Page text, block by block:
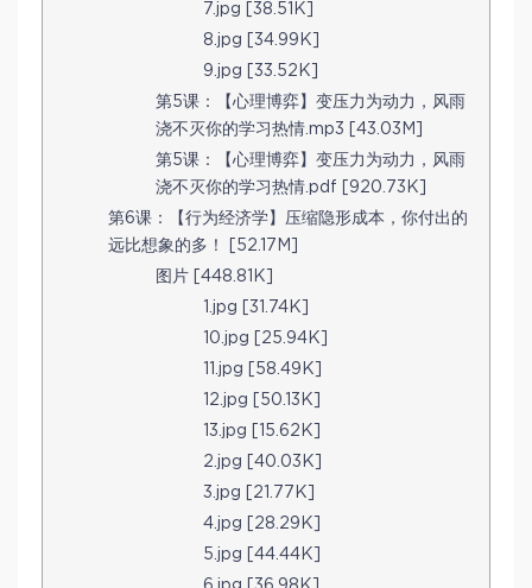
7.jpg [38.51K]
8.jpg [34.99K]
9.jpg [33.52K]
第5课：【心理博弈】变压力为动力，风雨
浇不灭你的学习热情.mp3 [43.03M]
第5课：【心理博弈】变压力为动力，风雨
浇不灭你的学习热情.pdf [920.73K]
第6课：【行为经济学】压缩隐形成本，你付出的
远比想象的多！ [52.17M]
图片 [448.81K]
1.jpg [31.74K]
10.jpg [25.94K]
11.jpg [58.49K]
12.jpg [50.13K]
13.jpg [15.62K]
2.jpg [40.03K]
3.jpg [21.77K]
4.jpg [28.29K]
5.jpg [44.44K]